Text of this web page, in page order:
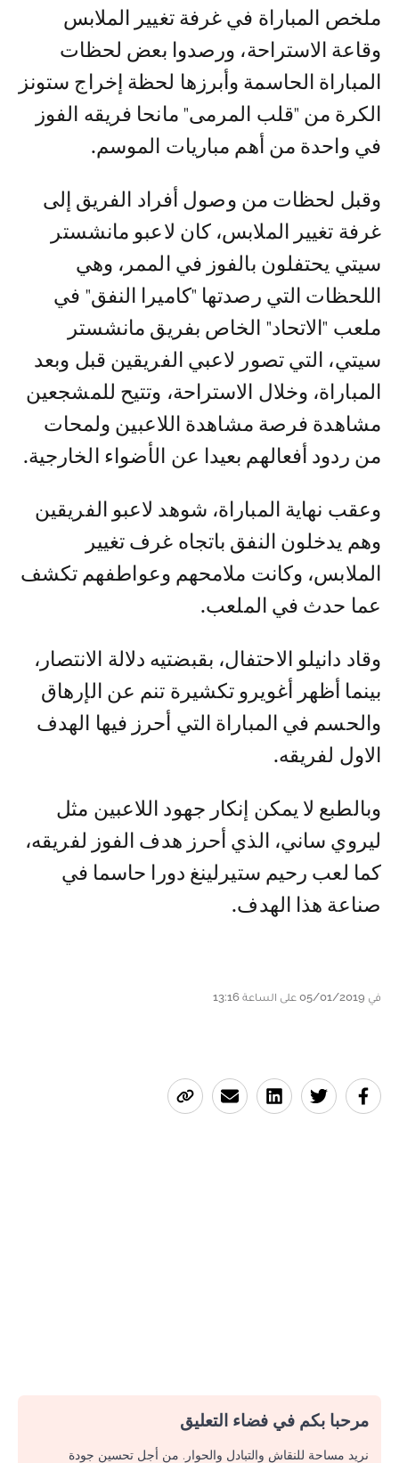
ملخص المباراة في غرفة تغيير الملابس
وقاعة الاستراحة، ورصدوا بعض لحظات
المباراة الحاسمة وأبرزها لحظة إخراج ستونز
الكرة من "قلب المرمى" مانحا فريقه الفوز
في واحدة من أهم مباريات الموسم.
وقبل لحظات من وصول أفراد الفريق إلى
غرفة تغيير الملابس، كان لاعبو مانشستر
سيتي يحتفلون بالفوز في الممر، وهي
اللحظات التي رصدتها "كاميرا النفق" في
ملعب "الاتحاد" الخاص بفريق مانشستر
سيتي، التي تصور لاعبي الفريقين قبل وبعد
المباراة، وخلال الاستراحة، وتتيح للمشجعين
مشاهدة فرصة مشاهدة اللاعبين ولمحات
من ردود أفعالهم بعيدا عن الأضواء الخارجية.
وعقب نهاية المباراة، شوهد لاعبو الفريقين
وهم يدخلون النفق باتجاه غرف تغيير
الملابس، وكانت ملامحهم وعواطفهم تكشف
عما حدث في الملعب.
وقاد دانيلو الاحتفال، بقبضتيه دلالة الانتصار،
بينما أظهر أغويرو تكشيرة تنم عن الإرهاق
والحسم في المباراة التي أحرز فيها الهدف
الاول لفريقه.
وبالطبع لا يمكن إنكار جهود اللاعبين مثل
ليروي ساني، الذي أحرز هدف الفوز لفريقه،
كما لعب رحيم ستيرلينغ دورا حاسما في
صناعة هذا الهدف.
في 05/01/2019 على الساعة 13:16
مرحبا بكم في فضاء التعليق
نريد مساحة للنقاش والتبادل والحوار. من أجل تحسين جودة